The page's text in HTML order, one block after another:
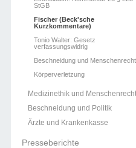
StGB
Fischer (Beck'sche
Kurzkommentare)
Tonio Walter: Gesetz
verfassungswidrig
Beschneidung und
Körperverletzung
Medizinethik und
Beschneidung und Politik
Ärzte und Krankenkasse
Presseberichte